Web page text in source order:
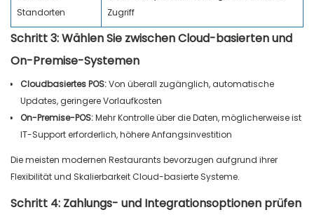
Standorten
Zugriff
Schritt 3: Wählen Sie zwischen Cloud-basierten und
On-Premise-Systemen
Cloudbasiertes POS:Von überall zugänglich, automatische
Updates, geringere Vorlaufkosten
On-Premise-POS:Mehr Kontrolle über die Daten, möglicherweise ist
IT-Support erforderlich, höhere Anfangsinvestition
Die meisten modernen Restaurants bevorzugen aufgrund ihrer
Flexibilität und Skalierbarkeit Cloud-basierte Systeme.
Schritt 4: Zahlungs- und Integrationsoptionen prüfen